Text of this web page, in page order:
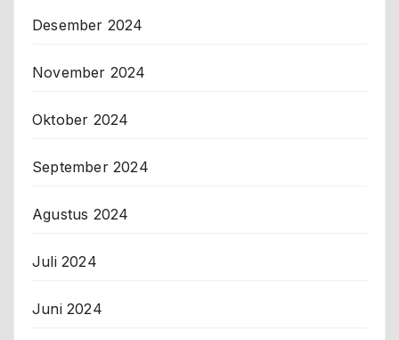
Desember 2024
November 2024
Oktober 2024
September 2024
Agustus 2024
Juli 2024
Juni 2024